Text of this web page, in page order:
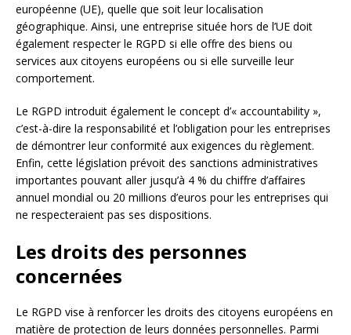
européenne (UE), quelle que soit leur localisation
géographique. Ainsi, une entreprise située hors de l’UE doit
également respecter le RGPD si elle offre des biens ou
services aux citoyens européens ou si elle surveille leur
comportement.
Le RGPD introduit également le concept d’« accountability »,
c’est-à-dire la responsabilité et l’obligation pour les entreprises
de démontrer leur conformité aux exigences du règlement.
Enfin, cette législation prévoit des sanctions administratives
importantes pouvant aller jusqu’à 4 % du chiffre d’affaires
annuel mondial ou 20 millions d’euros pour les entreprises qui
ne respecteraient pas ses dispositions.
Les droits des personnes
concernées
Le RGPD vise à renforcer les droits des citoyens européens en
matière de protection de leurs données personnelles. Parmi